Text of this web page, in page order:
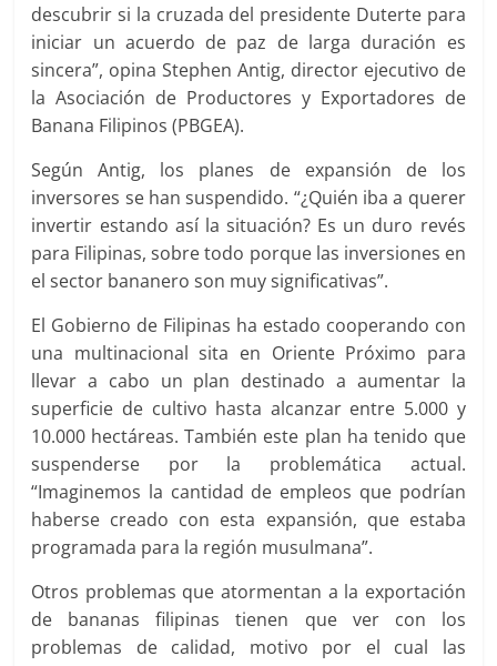
descubrir si la cruzada del presidente Duterte para
iniciar un acuerdo de paz de larga duración es
sincera”, opina Stephen Antig, director ejecutivo de
la Asociación de Productores y Exportadores de
Banana Filipinos (PBGEA).
Según Antig, los planes de expansión de los
inversores se han suspendido. “¿Quién iba a querer
invertir estando así la situación? Es un duro revés
para Filipinas, sobre todo porque las inversiones en
el sector bananero son muy significativas”.
El Gobierno de Filipinas ha estado cooperando con
una multinacional sita en Oriente Próximo para
llevar a cabo un plan destinado a aumentar la
superficie de cultivo hasta alcanzar entre 5.000 y
10.000 hectáreas. También este plan ha tenido que
suspenderse por la problemática actual.
“Imaginemos la cantidad de empleos que podrían
haberse creado con esta expansión, que estaba
programada para la región musulmana”.
Otros problemas que atormentan a la exportación
de bananas filipinas tienen que ver con los
problemas de calidad, motivo por el cual las